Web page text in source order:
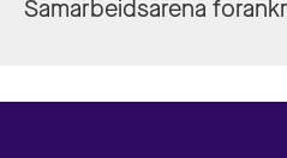
Samarbeidsarena